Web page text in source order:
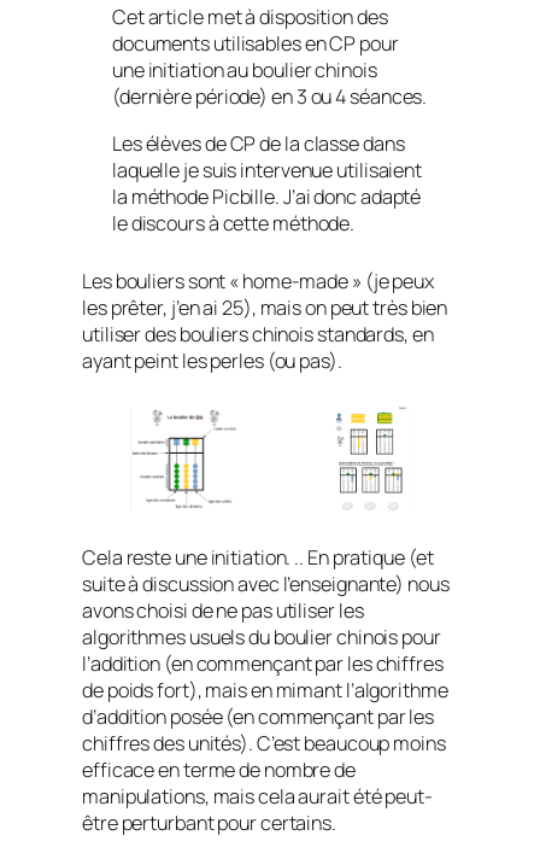
Cet article met à disposition des
documents utilisables en CP pour
une initiation au boulier chinois
(dernière période) en 3 ou 4 séances.
Les élèves de CP de la classe dans
laquelle je suis intervenue utilisaient
la méthode Picbille. J’ai donc adapté
le discours à cette méthode.
Les bouliers sont « home-made » (je peux
les prêter, j’en ai 25), mais on peut très bien
utiliser des bouliers chinois standards, en
ayant peint les perles (ou pas).
Cela reste une initiation. .. En pratique (et
suite à discussion avec l’enseignante) nous
avons choisi de ne pas utiliser les
algorithmes usuels du boulier chinois pour
l’addition (en commençant par les chiffres
de poids fort), mais en mimant l’algorithme
d’addition posée (en commençant par les
chiffres des unités). C’est beaucoup moins
efficace en terme de nombre de
manipulations, mais cela aurait été peut-
être perturbant pour certains.